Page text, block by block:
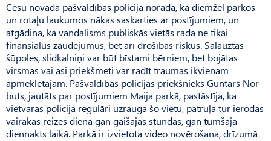
Cēsu novada pašvaldības policija norāda, ka diemžēl parkos
un rotaļu laukumos nākas saskarties ar postījumiem, un
atgādina, ka vandalisms publiskās vietās rada ne tikai
finansiālus zaudējumus, bet arī drošības riskus. Salauztas
šūpoles, slidkalniņi var būt bīstami bērniem, bet bojātas
virsmas vai asi priekšmeti var radīt traumas ikvienam
apmeklētājam. Paš­valdības policijas priekšnieks Guntars Nor­
buts, jautāts par postījumiem Maija parkā, pastāstīja, ka
vietvaras policija regulāri uzrauga šo vietu, patruļa tur ierodas
vairākas reizes dienā gan gaišajās stundās, gan tumšajā
diennakts laikā. Parkā ir izvietota video novērošana, drīzumā